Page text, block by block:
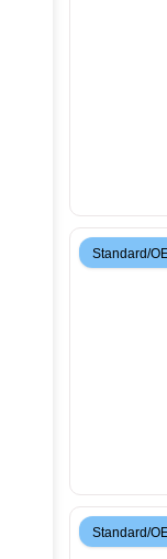
Standard/
Standard/